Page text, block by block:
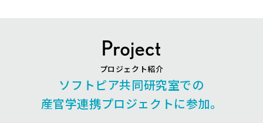
プロジェクト紹介
ソフトピア共同研究室での
産官学連携プロジェクトに参加。